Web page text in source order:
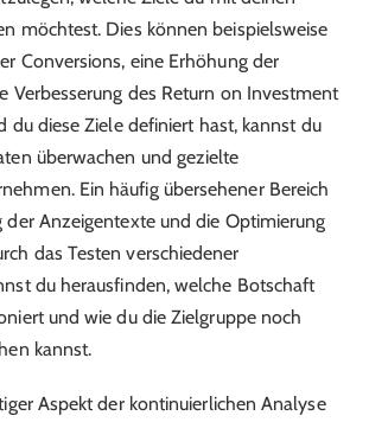
möchtest. Dies können beispielsweise
Conversions, eine Erhöhung der
Verbesserung des Return on Investment
du diese Ziele definiert hast, kannst du
überwachen und gezielte
Ein häufig übersehener Bereich
der Anzeigentexte und die Optimierung
das Testen verschiedener
du herausfinden, welche Botschaft
und wie du die Zielgruppe noch
kannst.
Aspekt der kontinuierlichen Analyse